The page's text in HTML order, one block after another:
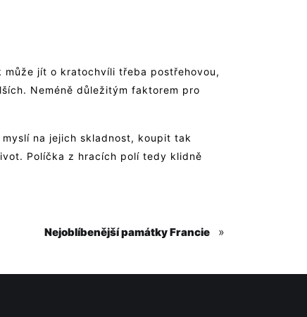
jít o kratochvíli třeba postřehovou,
Neméně důležitým faktorem pro
na jejich skladnost, koupit tak
Políčka z hracích polí tedy klidně
Nejoblíbenější památky Francie »